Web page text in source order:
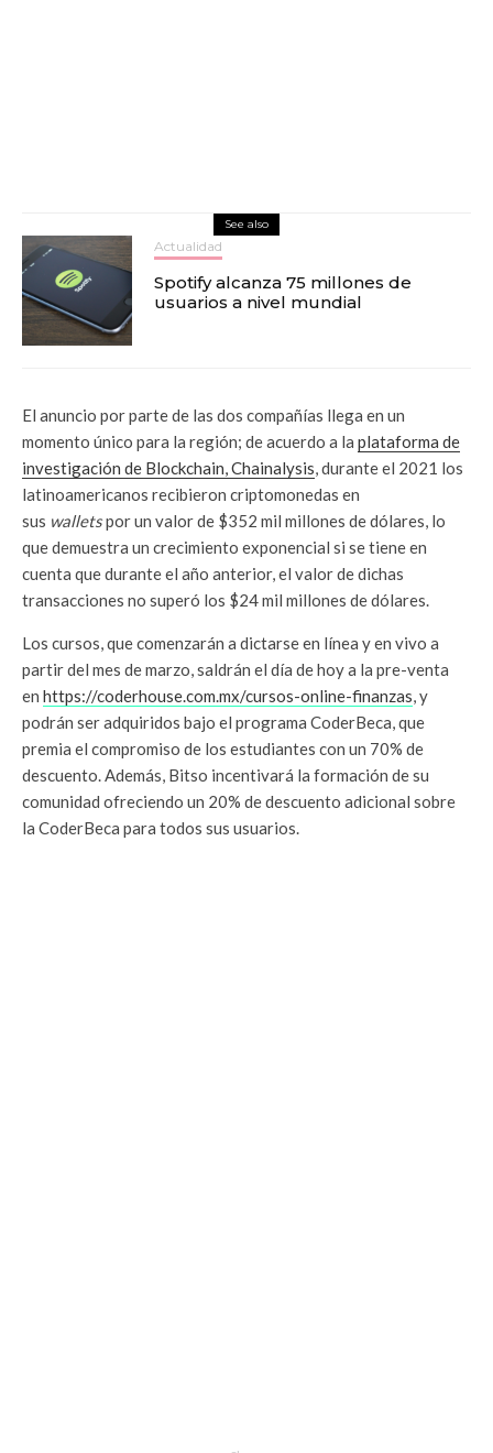
See also
Actualidad
Spotify alcanza 75 millones de
usuarios a nivel mundial
El anuncio por parte de las dos compañías llega en un
momento único para la región; de acuerdo a la plataforma de
investigación de Blockchain, Chainalysis, durante el 2021 los
latinoamericanos recibieron criptomonedas en
sus walletspor un valor de $352 mil millones de dólares, lo
que demuestra un crecimiento exponencial si se tiene en
cuenta que durante el año anterior, el valor de dichas
transacciones no superó los $24 mil millones de dólares.
Los cursos, que comenzarán a dictarse en línea y en vivo a
partir del mes de marzo, saldrán el día de hoy a la pre-venta
en https://coderhouse.com.mx/cursos-online-finanzas, y
podrán ser adquiridos bajo el programa CoderBeca, que
premia el compromiso de los estudiantes con un 70% de
descuento. Además, Bitso incentivará la formación de su
comunidad ofreciendo un 20% de descuento adicional sobre
la CoderBeca para todos sus usuarios.